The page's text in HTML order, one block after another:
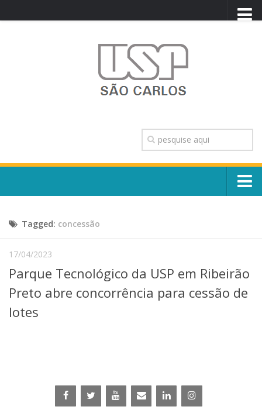
TRANSPARÊNCIA
OUVIDORIA
CONTATO
Escola, Institutos e Órgãos
Núcleos e Comissões
Telefones e Mapas
Pessoas
Graduação
Linhas de Pesquisa
Centros, Núcleos e Projetos em Rede
Tagged: concessão
17/04/2023
Parque Tecnológico da USP em Ribeirão
Preto abre concorrência para cessão de
lotes